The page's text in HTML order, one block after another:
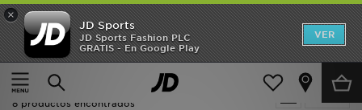
×
JD Sports
JD Sports Fashion PLC
GRATIS - En Google Play
VER
Página principal
Oferta | Marrón The North Face
Oferta | Marrón The North Face
8 productos encontrados
Hombre
Mujer
Niños